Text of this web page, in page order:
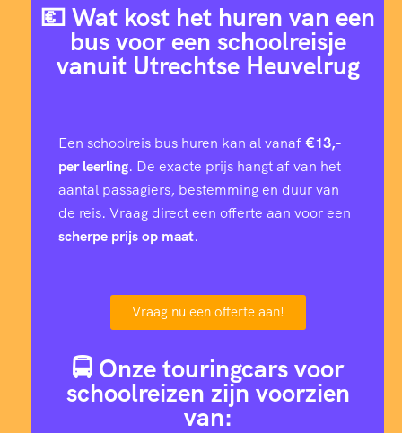
💶 Wat kost het huren van een
bus voor een schoolreisje
vanuit Utrechtse Heuvelrug
Een schoolreis bus huren kan al vanaf€13,-
per leerling. De exacte prijs hangt af van het
aantal passagiers, bestemming en duur van
de reis. Vraag direct een offerte aan voor een
scherpe prijs op maat.
Vraag nu een offerte aan!
🚍 Onze touringcars voor
schoolreizen zijn voorzien
van: